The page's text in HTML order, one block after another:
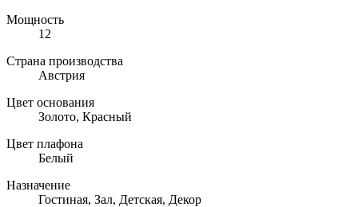
Мощность
12
Страна производства
Австрия
Цвет основания
Золото, Красный
Цвет плафона
Белый
Назначение
Гостиная, Зал, Детская, Декор